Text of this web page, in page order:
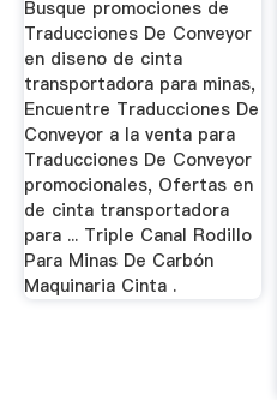
Busque promociones de
Traducciones De Conveyor
en diseno de cinta
transportadora para minas,
Encuentre Traducciones De
Conveyor a la venta para
Traducciones De Conveyor
promocionales, Ofertas en
de cinta transportadora
para ... Triple Canal Rodillo
Para Minas De Carbón
Maquinaria Cinta .